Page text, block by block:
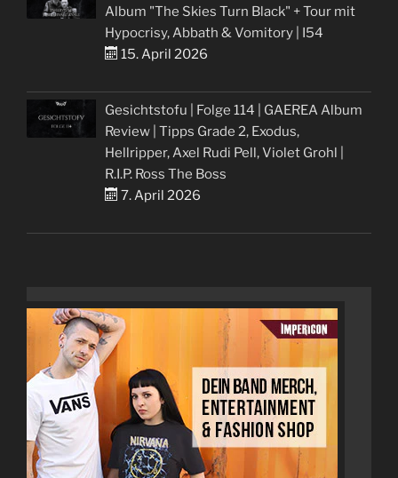
Album "The Skies Turn Black" + Tour mit
Hypocrisy, Abbath & Vomitory | I54
15. April 2026
Gesichtstofu | Folge 114 | GAEREA Album
Review | Tipps Grade 2, Exodus,
Hellripper, Axel Rudi Pell, Violet Grohl |
R.I.P. Ross The Boss
7. April 2026